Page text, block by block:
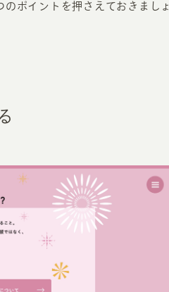
ポイントを押さえておきましょ